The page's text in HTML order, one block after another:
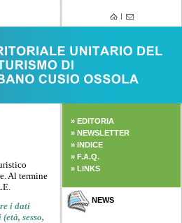
Al termine
i dati
sesso,
» EDITORIA
» NEWSLETTER
» INDICE
» F.A.Q.
» LINKS
NEWS